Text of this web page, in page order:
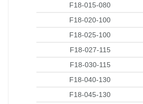
F18-015-080
F18-020-100
F18-025-100
F18-027-115
F18-030-115
F18-040-130
F18-045-130